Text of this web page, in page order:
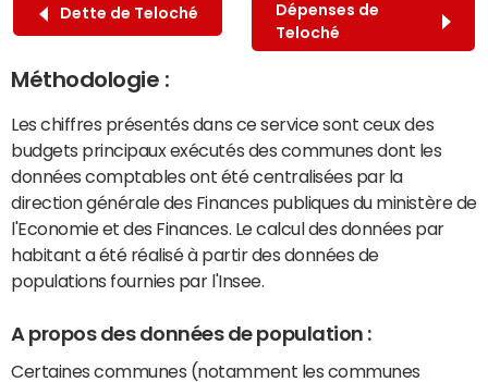
Dette de Teloché
Dépenses de
Teloché
Méthodologie :
Les chiffres présentés dans ce service sont ceux des
budgets principaux exécutés des communes dont les
données comptables ont été centralisées par la
direction générale des Finances publiques du ministère de
l'Economie et des Finances. Le calcul des données par
habitant a été réalisé à partir des données de
populations fournies par l'Insee.
A propos des données de population :
Certaines communes (notamment les communes